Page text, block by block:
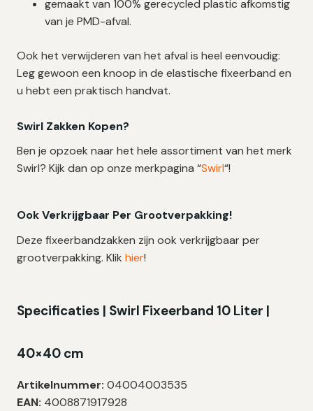
gemaakt van 100% gerecycled plastic afkomstig
van je PMD-afval.
Ook het verwijderen van het afval is heel eenvoudig:
Leg gewoon een knoop in de elastische fixeerband en
u hebt een praktisch handvat.
Swirl Zakken Kopen?
Ben je opzoek naar het hele assortiment van het merk
Swirl? Kijk dan op onze merkpagina “Swirl“!
Ook Verkrijgbaar Per Grootverpakking!
Deze fixeerbandzakken zijn ook verkrijgbaar per
grootverpakking. Klik hier!
Specificaties | Swirl Fixeerband 10 Liter |
40×40 cm
Artikelnummer: 04004003535
EAN: 4008871917928